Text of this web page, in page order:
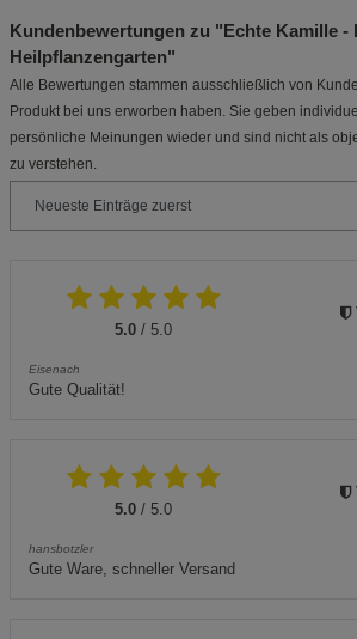
Kundenbewertungen zu "Echte Kamille -
Heilpflanzengarten"
Alle Bewertungen stammen ausschließlich von
Produkt bei uns erworben haben. Sie geben
persönliche Meinungen wieder und sind nicht als
zu verstehen.
5.0 / 5.0
Eisenach
Gute Qualität!
5.0 / 5.0
hansbotzler
Gute Ware, schneller Versand